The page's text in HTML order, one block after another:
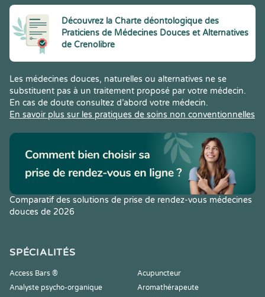
Découvrez la Charte déontologique des
Praticiens de Médecines Douces et Alternatives
de Crenolibre
Les médecines douces, naturelles ou alternatives ne se
substituent pas à un traitement proposé par votre médecin.
En cas de doute consultez d’abord votre médecin.
En savoir plus sur les pratiques de soins non conventionnelles
Comparatif des solutions de prise de rendez-vous médecines
douces de 2026
SPÉCIALITÉS
Access Bars ®
Acupuncteur
Analyste psycho-organique
Aromathérapeute